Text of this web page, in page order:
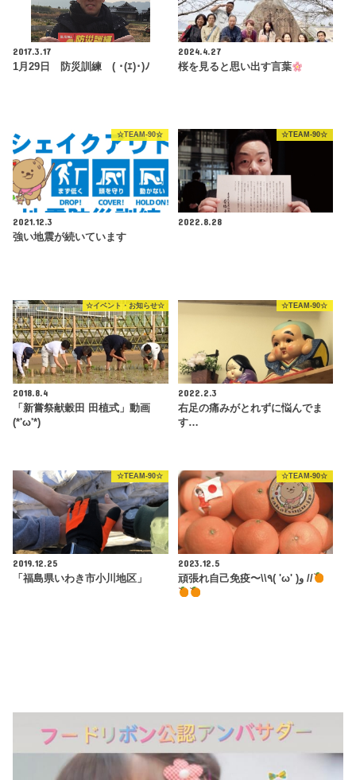
2017.3.17
1月29日 防災訓練 ( ･(ｴ)･)ﾉ
2024.4.27
桜を見ると思い出す言葉
☆TEAM-90☆
2021.12.3
強い地震が続いています
☆TEAM-90☆
2022.8.28
☆イベント・お知らせ☆
2018.8.4
「新嘗祭献穀田 田植式」動画
(*'ω'*)
☆TEAM-90☆
2022.2.3
右足の痛みがとれずに悩んでま
す…
☆TEAM-90☆
2019.12.25
「福島県いわき市小川地区」
☆TEAM-90☆
2023.12.5
頑張れ自己免疫〜\\٩( 'ω' )و //